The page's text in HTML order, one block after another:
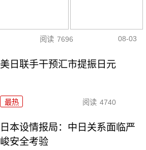
阅读 7696 08-03
美日联手干预汇市提振日元
最热 阅读 4740
日本设情报局：中日关系面临严
峻安全考验